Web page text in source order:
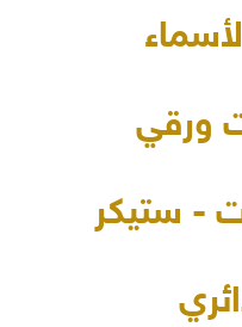
ورقي
- ستيكر